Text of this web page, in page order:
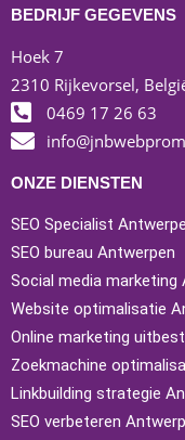
BEDRIJF GEGEVENS
Hoek 7
2310 Rijkevorsel,
0469 17 26 63
ONZE DIENSTEN
SEO Specialist
SEO bureau Antwerpen
Social media marketing
Website optimalisatie
Online marketing
Zoekmachine
Linkbuilding strategie
SEO verbeteren